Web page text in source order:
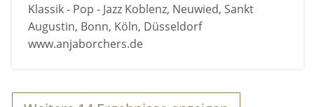
Klassik - Pop - Jazz Koblenz, Neuwied, Sankt
Augustin, Bonn, Köln, Düsseldorf
www.anjaborchers.de